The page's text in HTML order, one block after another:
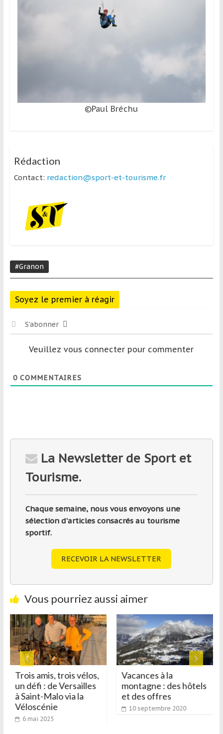
©Paul Bréchu
Rédaction
Contact: redaction@sport-et-tourisme.fr
#Granon
Soyez le premier à réagir
S’abonner
Veuillez vous connecter pour commenter
0COMMENTAIRES
La Newsletter de Sport et
Tourisme.
Chaque semaine, nous vous envoyons une
sélection d'articles consacrés au tourisme
sportif.
RECEVOIR LA NEWSLETTER
Vous pourriez aussi aimer
Trois amis, trois vélos,
un défi : de Versailles
à Saint-Malo via la
Véloscénie
6 mai 2025
Vacances à la
montagne : des hôtels
et des offres
10 septembre 2020